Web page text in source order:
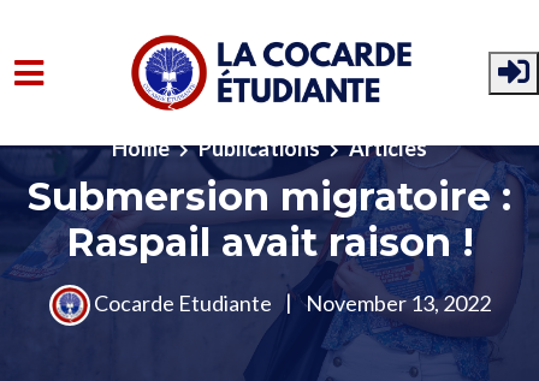
Home Publications Articles
Submersion migratoire :
Raspail avait raison !
Cocarde Etudiante | November 13, 2022